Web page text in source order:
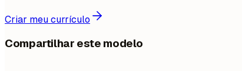
Criar meu currículo
Compartilhar este modelo